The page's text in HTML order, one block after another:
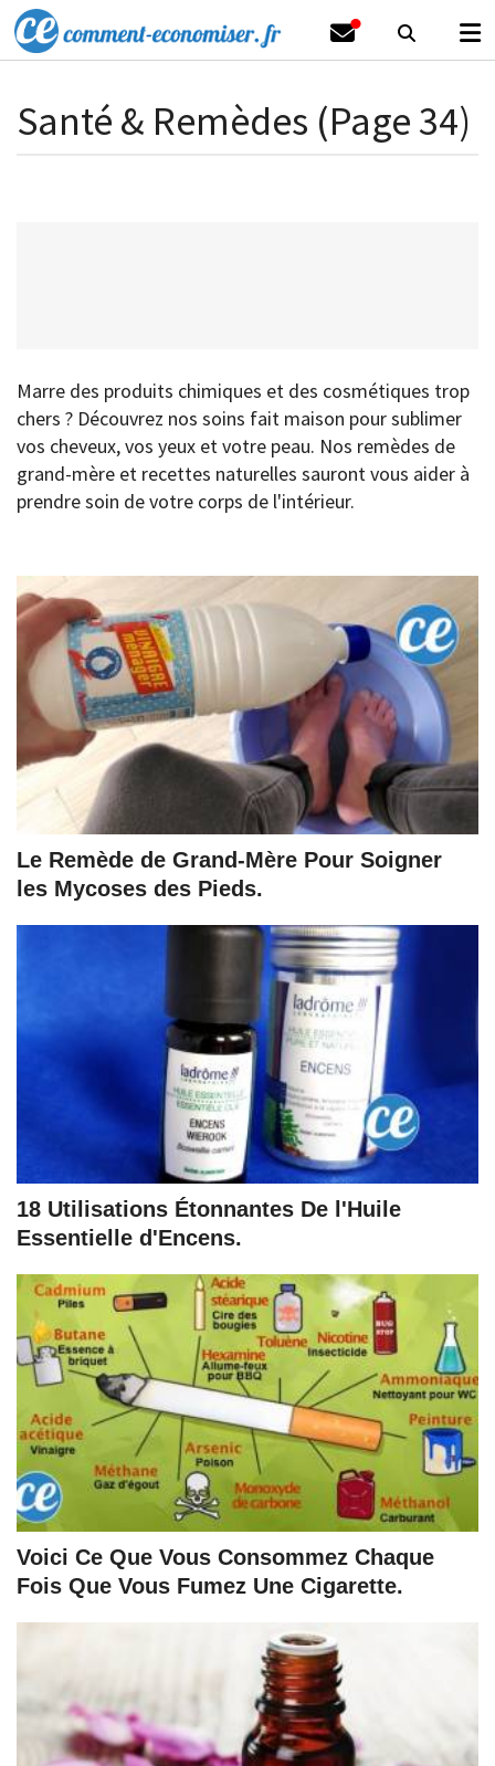
Santé & Remèdes (Page 34)
Marre des produits chimiques et des cosmétiques trop
chers ? Découvrez nos soins fait maison pour sublimer
vos cheveux, vos yeux et votre peau. Nos remèdes de
grand-mère et recettes naturelles sauront vous aider à
prendre soin de votre corps de l'intérieur.
Le Remède de Grand-Mère Pour Soigner
les Mycoses des Pieds.
18 Utilisations Étonnantes De l'Huile
Essentielle d'Encens.
Voici Ce Que Vous Consommez Chaque
Fois Que Vous Fumez Une Cigarette.